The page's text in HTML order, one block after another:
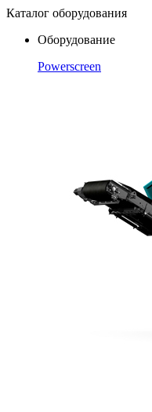
Каталог оборудования
Оборудование
Powerscreen